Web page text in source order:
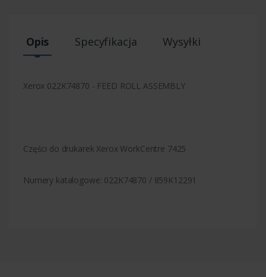
Opis Specyfikacja Wysyłki
Xerox 022K74870 - FEED ROLL ASSEMBLY
Części do drukarek Xerox WorkCentre 7425
Numery katalogowe: 022K74870 / 859K12291